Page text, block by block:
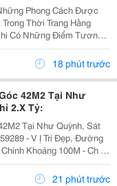
Phong Cách Được
Thời Trang Hằng
Có Những Điểm Tương
Phom Rộng Và Ảnh
Tuy Nhiên, Y2K Và...
18 phút trước
42M2 Tại Như
2.X Tỷ:
Tại Như Quỳnh, Sát
Đường
Khoảng 100M - Ch Ỉ 1
Ra Ngay...
21 phút trước